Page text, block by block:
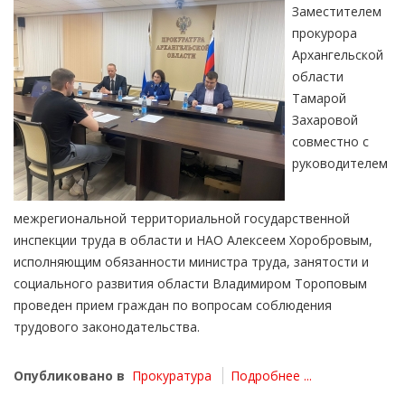
Заместителем
прокурора
Архангельской
области
Тамарой
Захаровой
совместно с
руководителем
межрегиональной территориальной государственной
инспекции труда в области и НАО Алексеем Хоробровым,
исполняющим обязанности министра труда, занятости и
социального развития области Владимиром Тороповым
проведен прием граждан по вопросам соблюдения
трудового законодательства.
Опубликовано в Прокуратура Подробнее ...